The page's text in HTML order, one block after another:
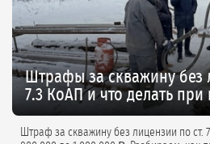
Штрафы за скважину без
7.3 КоАП и что делать
Штраф за скважину без лицензии по ст.